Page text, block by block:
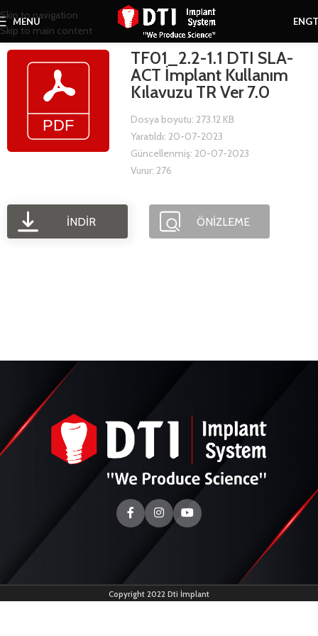
Skip to navigation
Skip to main content
MENU ENG
TF01_2.2-1.1 DTI SLA-
ACT İmplant Kullanım
Kılavuzu TR Ver 7.0
Dosya boyutu: 273.12 KB
Yaratıldı: 20-07-2023
Güncellenmiş: 20-07-2023
Vurur: 276
İNDIR ÖNIZLEME
Copyright 2022 Dti İmplant